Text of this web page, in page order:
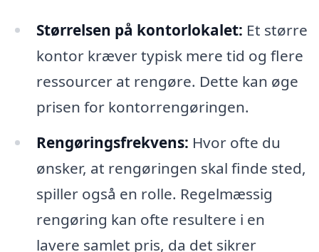
Størrelsen på kontorlokalet: Et større
kontor kræver typisk mere tid og flere
ressourcer at rengøre. Dette kan øge
prisen for kontorrengøringen.
Rengøringsfrekvens: Hvor ofte du
ønsker, at rengøringen skal finde sted,
spiller også en rolle. Regelmæssig
rengøring kan ofte resultere i en
lavere samlet pris, da det sikrer